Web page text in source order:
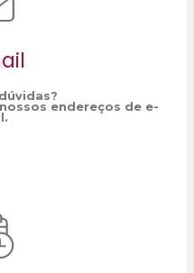
endereços de e-